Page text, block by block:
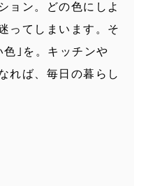
ョン。どの色にしよ
ってしまいます。そ
｣を。キッチンや
れば、毎日の暮らし